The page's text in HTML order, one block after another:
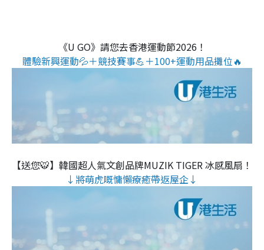
《U GO》請您去香港運動節2026！
體驗新興運動💦＋競技賽事💪＋100+運動用品攤位🔥
【送您🐯】韓國超人氣文創品牌MUZIK TIGER 冰感風扇！
↓將萌虎嘅慵懶療癒帶返屋企↓